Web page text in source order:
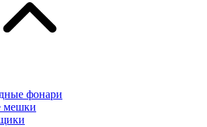
фонари
мешки